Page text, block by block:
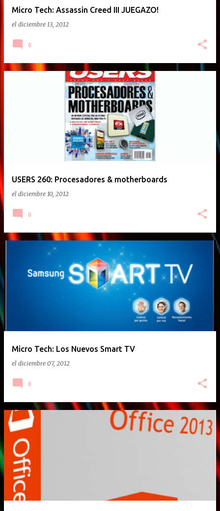
Micro Tech: Assassin Creed III JUEGAZO!
el diciembre 13, 2012
0
USERS 260: Procesadores & motherboards
el diciembre 10, 2012
0
Micro Tech: Los Nuevos Smart TV
el diciembre 07, 2012
0